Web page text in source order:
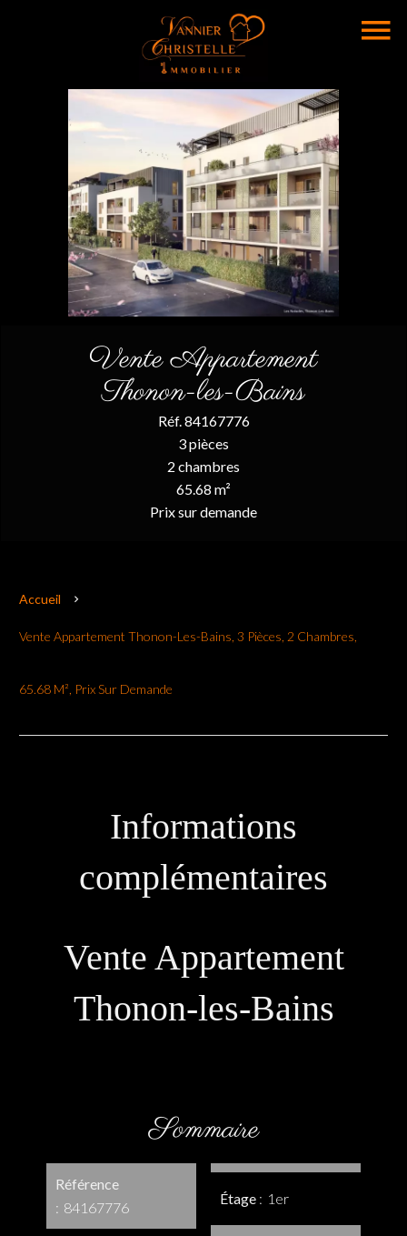
Vente Appartement
Thonon-les-Bains
Réf. 84167776
3 pièces
2 chambres
65.68 m²
Prix sur demande
Accueil
Vente Appartement Thonon-Les-Bains, 3 Pièces, 2 Chambres,
65.68 M², Prix Sur Demande
Informations
complémentaires
Vente Appartement
Thonon-les-Bains
Sommaire
Référence
84167776
Étage 1er